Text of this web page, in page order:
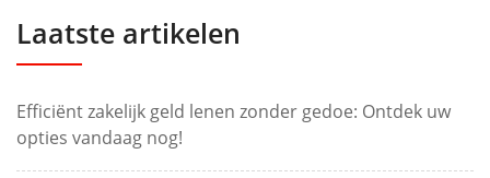
Laatste artikelen
Efficiënt zakelijk geld lenen zonder gedoe: Ontdek uw
opties vandaag nog!